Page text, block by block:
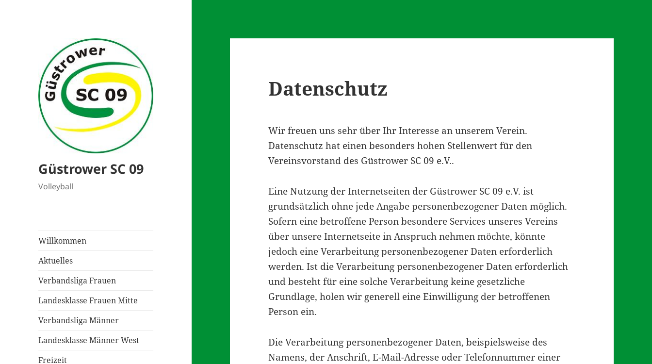
Güstrower SC 09
Volleyball
Willkommen
Aktuelles
Verbandsliga Frauen
Landesklasse Frauen Mitte
Verbandsliga Männer
Landesklasse Männer West
Freizeit
Datenschutz
Wir freuen uns sehr über Ihr Interesse an unserem Verein.
Datenschutz hat einen besonders hohen Stellenwert für den
Vereinsvorstand des Güstrower SC 09 e.V..
Eine Nutzung der Internetseiten der Güstrower SC 09 e.V. ist
grundsätzlich ohne jede Angabe personenbezogener Daten möglich.
Sofern eine betroffene Person besondere Services unseres Vereins
über unsere Internetseite in Anspruch nehmen möchte, könnte
jedoch eine Verarbeitung personenbezogener Daten erforderlich
werden. Ist die Verarbeitung personenbezogener Daten erforderlich
und besteht für eine solche Verarbeitung keine gesetzliche
Grundlage, holen wir generell eine Einwilligung der betroffenen
Person ein.
Die Verarbeitung personenbezogener Daten, beispielsweise des
Namens, der Anschrift, E-Mail-Adresse oder Telefonnummer einer